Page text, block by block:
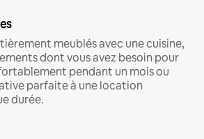
meublés avec une cuisine,
dont vous avez besoin pour
pendant un mois ou
parfaite à une location
durée.